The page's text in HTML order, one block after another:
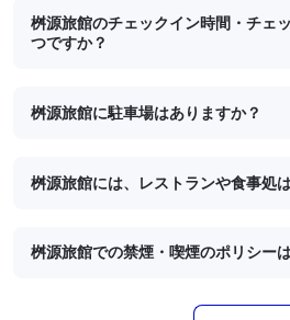
桝源旅館のチェックイン時間・チェ
つですか？
桝源旅館に駐車場はありますか？
桝源旅館には、レストランや食事処
桝源旅館での禁煙・喫煙のポリシー